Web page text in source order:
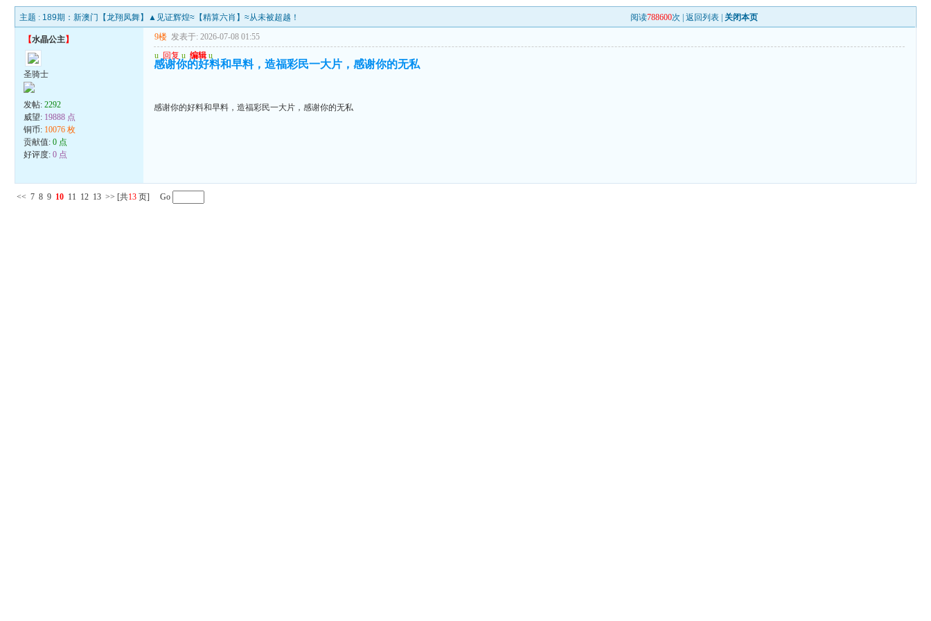
主题 : 189期：新澳门【龙翔凤舞】▲见证辉煌≈【精算六肖】≈从未被超越！ 阅读788600次 |返回列表 关闭本页
【水晶公主】
圣骑士
发帖:2292
威望: 19888 点
铜币: 10076 枚
贡献值:0 点
好评度:0 点
9楼 发表于: 2026-07-08 01:55
u 回复 u 编辑 u
感谢你的好料和早料，造福彩民一大片，感谢你的无私
感谢你的好料和早料，造福彩民一大片，感谢你的无私
<< 7 8 9 10 11 12 13 >> [共13 页] Go